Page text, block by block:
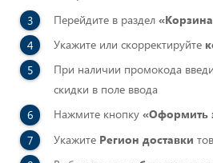
Защиты Рук
Защиты
защиты от
с высоты
Перейдите в раздел
Укажите или скорректируйте
При наличии промокода
скидки в поле ввода
Нажмите кнопку «Оформить
Укажите Регион доставки